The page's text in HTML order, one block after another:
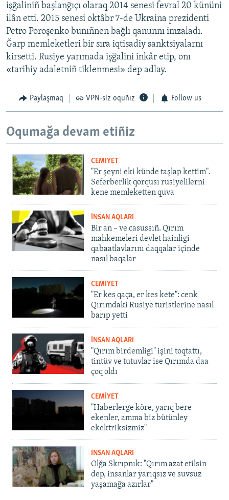
işğaliniñ başlanğıçı olaraq 2014 senesi fevral 20 kününi
ilân etti. 2015 senesi oktâbr 7-de Ukraina prezidenti
Petro Poroşenko bunıñnen bağlı qanunnı imzaladı.
Ğarp memleketleri bir sıra iqtisadiy sanktsiyalarnı
kirsetti. Rusiye yarımada işğalini inkâr etip, onı
«tarihiy adaletniñ tiklenmesi» dep adlay.
Paylaşmaq VPN-siz oquñız Follow us
Oqumağa devam etiñiz
CEMİYET
"Er şeyni eki künde taşlap kettim".
Seferberlik qorqusı rusiyelilerni
kene memleketten quva
İNSAN AQLARI
Bir an – ve casussıñ. Qırım
mahkemeleri devlet hainligi
qabaatlavlarını daqqalar içinde
nasıl baqalar
CEMİYET
"Er kes qaça, er kes kete": cenk
Qırımdaki Rusiye turistlerine nasıl
barıp yetti
İNSAN AQLARI
"Qırım birdemligi" işini toqtattı,
tintüv ve tutuvlar ise Qırımda daa
çoq oldı
CEMİYET
"Haberlerge köre, yarıq bere
ekenler, amma biz bütünley
ekektriksizmiz"
İNSAN AQLARI
Olğa Skrıpnık: "Qırım azat etilsin
dep, insanlar yarıqsız ve suvsuz
yaşamağa azırlar"